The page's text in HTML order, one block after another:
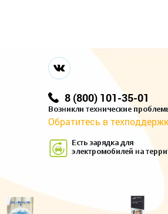
8 (800) 101-35-01
Возникли технические
Обратитесь в
Есть зарядка для
электромобилей на